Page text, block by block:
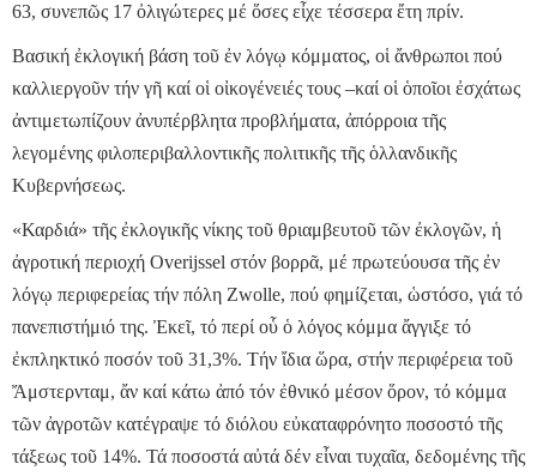
63, συνεπῶς 17 ὀλιγώτερες μέ ὅσες εἶχε τέσσερα ἔτη πρίν.
Βασική ἐκλογική βάση τοῦ ἐν λόγῳ κόμματος, οἱ ἄνθρωποι πού
καλλιεργοῦν τήν γῆ καί οἱ οἰκογένειές τους –καί οἱ ὁποῖοι ἐσχάτως
ἀντιμετωπίζουν ἀνυπέρβλητα προβλήματα, ἀπόρροια τῆς
λεγομένης φιλοπεριβαλλοντικῆς πολιτικῆς τῆς ὁλλανδικῆς
Κυβερνήσεως.
«Καρδιά» τῆς ἐκλογικῆς νίκης τοῦ θριαμβευτοῦ τῶν ἐκλογῶν, ἡ
ἀγροτική περιοχή Overijssel στόν βορρᾶ, μέ πρωτεύουσα τῆς ἐν
λόγῳ περιφερείας τήν πόλη Zwolle, πού φημίζεται, ὡστόσο, γιά τό
πανεπιστήμιό της. Ἐκεῖ, τό περί οὗ ὁ λόγος κόμμα ἄγγιξε τό
ἐκπληκτικό ποσόν τοῦ 31,3%. Τήν ἴδια ὥρα, στήν περιφέρεια τοῦ
Ἄμστερνταμ, ἄν καί κάτω ἀπό τόν ἐθνικό μέσον ὅρον, τό κόμμα
τῶν ἀγροτῶν κατέγραψε τό διόλου εὐκαταφρόνητο ποσοστό τῆς
τάξεως τοῦ 14%. Τά ποσοστά αὐτά δέν εἶναι τυχαῖα, δεδομένης τῆς